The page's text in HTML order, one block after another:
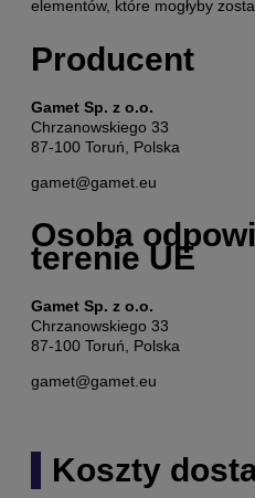
elementów, które mogłyby
Producent
Gamet Sp. z o.o.
Chrzanowskiego 33
87-100 Toruń, Polska
gamet@gamet.eu
Osoba
terenie UE
Gamet Sp. z o.o.
Chrzanowskiego 33
87-100 Toruń, Polska
gamet@gamet.eu
Koszty
Cena nie zawiera